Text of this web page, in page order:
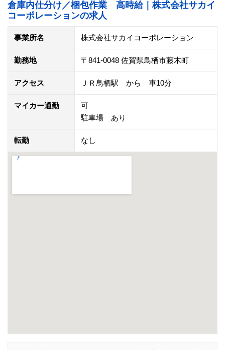
倉庫内仕分け／梱包作業 高時給｜株式会社サカイ
コーポレーションの求人
事業所名 株式会社サカイコーポレーション
勤務地 〒841-0048 佐賀県鳥栖市藤木町
アクセス ＪＲ鳥栖駅 から 車10分
マイカー通勤
可
駐車場 あり
転勤 なし